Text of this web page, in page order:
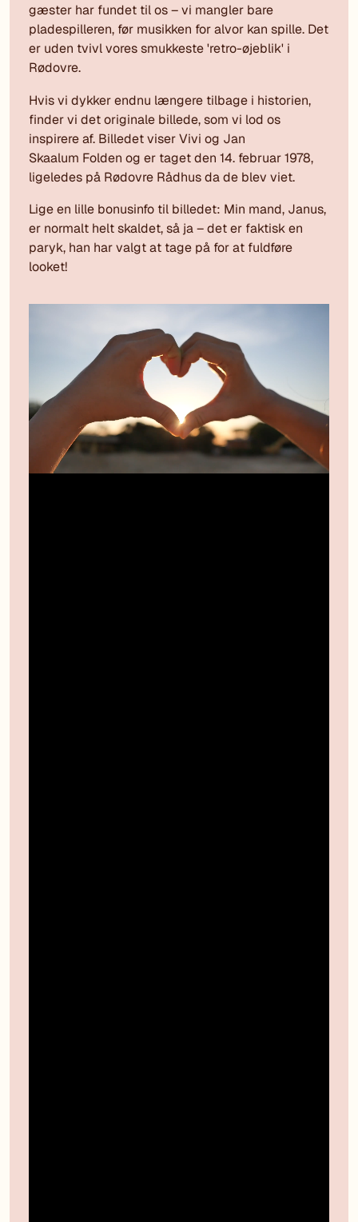
gæster har fundet til os – vi mangler bare
pladespilleren, før musikken for alvor kan spille. Det
er uden tvivl vores smukkeste 'retro-øjeblik' i
Rødovre.
Hvis vi dykker endnu længere tilbage i historien,
finder vi det originale billede, som vi lod os
inspirere af. Billedet viser Vivi og Jan
Skaalum Folden og er taget den 14. februar 1978,
ligeledes på Rødovre Rådhus da de blev viet.
Lige en lille bonusinfo til billedet: Min mand, Janus,
er normalt helt skaldet, så ja – det er faktisk en
paryk, han har valgt at tage på for at fuldføre
looket!